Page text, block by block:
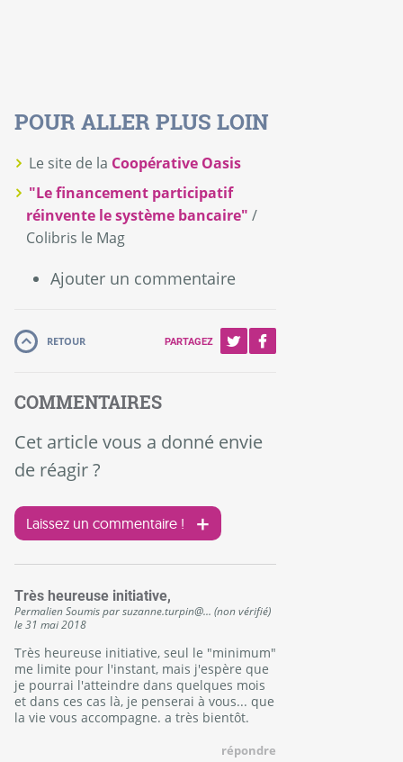
POUR ALLER PLUS LOIN
Le site de la Coopérative Oasis
"Le financement participatif
réinvente le système bancaire" /
Colibris le Mag
Ajouter un commentaire
RETOUR PARTAGEZ
COMMENTAIRES
Cet article vous a donné envie
de réagir ?
Laissez un commentaire !
Très heureuse initiative,
PermalienSoumis par suzanne.turpin@... (non vérifié)
le31 mai 2018
Très heureuse initiative, seul le "minimum"
me limite pour l'instant, mais j'espère que
je pourrai l'atteindre dans quelques mois
et dans ces cas là, je penserai à vous... que
la vie vous accompagne. a très bientôt.
répondre